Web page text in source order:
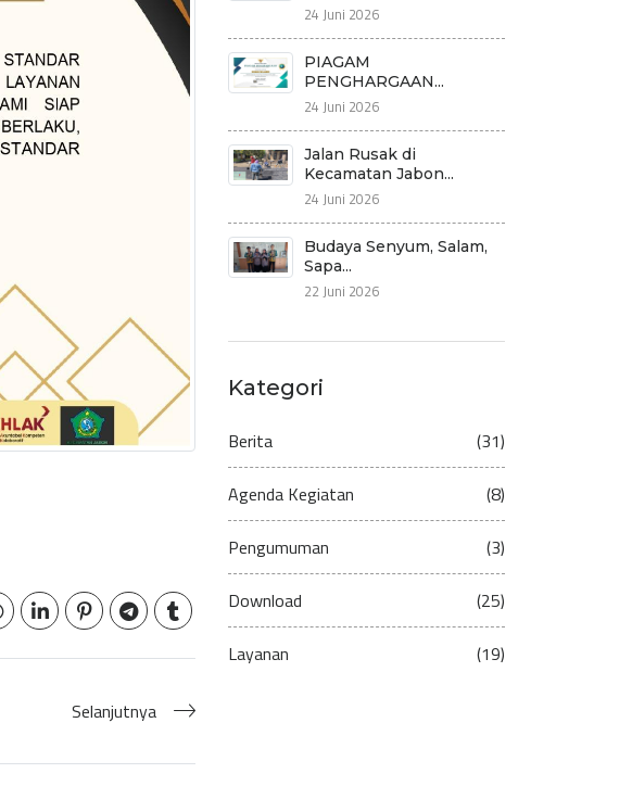
Selanjutnya
24 Juni 2026
PIAGAM
PENGHARGAAN...
24 Juni 2026
Jalan Rusak di
Kecamatan Jabon...
24 Juni 2026
Budaya Senyum, Salam,
Sapa...
22 Juni 2026
Kategori
Berita (31)
Agenda Kegiatan (8)
Pengumuman (3)
Download (25)
Layanan (19)